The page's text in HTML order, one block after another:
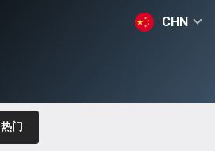
CHN
热门